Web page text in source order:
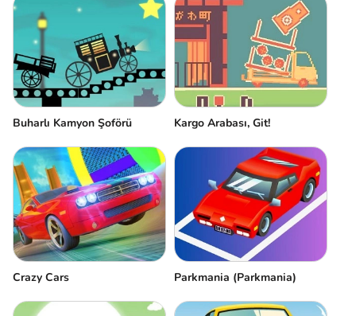
Buharlı Kamyon Şoförü Kargo Arabası, Git!
Сrazy Сars Parkmania (Parkmania)